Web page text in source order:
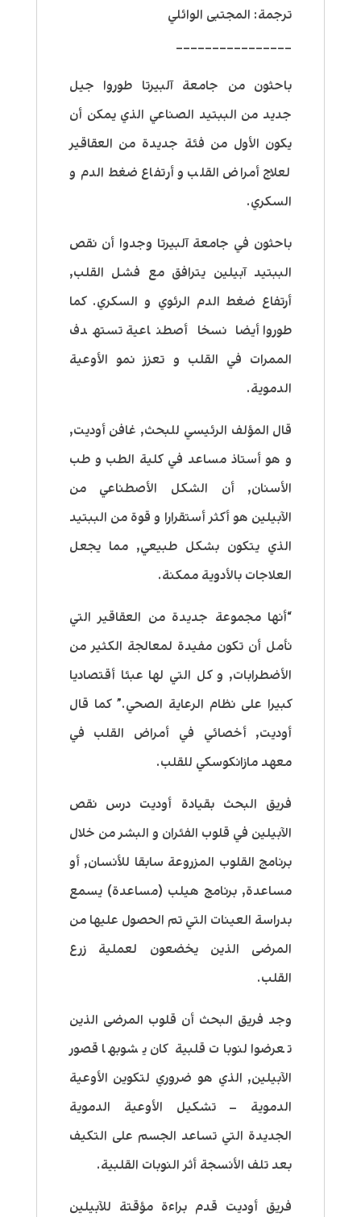
ترجمة: المجتبى الوائلي
________________
باحثون من جامعة آلبيرتا طوروا جيل
جديد من الببتيد الصناعي الذي يمكن أن
يكون الأول من فئة جديدة من العقاقير
لعلاج أمراض القلب و أرتفاع ضغط الدم و
السكري.
باحثون في جامعة آلبيرتا وجدوا أن نقص
الببتيد آبيلين يترافق مع فشل القلب,
أرتفاع ضغط الدم الرئوي و السكري. كما
طوروا أيضا نسخا أصطناعية تستهدف
الممرات في القلب و تعزز نمو الأوعية
الدموية.
قال المؤلف الرئيسي للبحث, غافن أوديت,
و هو أستاذ مساعد في كلية الطب و طب
الأسنان, أن الشكل الأصطناعي من
الآبيلين هو أكثر أستقرارا و قوة من الببتيد
الذي يتكون بشكل طبيعي, مما يجعل
العلاجات بالأدوية ممكنة.
“أنها مجموعة جديدة من العقاقير التي
نأمل أن تكون مفيدة لمعالجة الكثير من
الأضطرابات, و كل التي لها عبئا أقتصاديا
كبيرا على نظام الرعاية الصحي.” كما قال
أوديت, أخصائي في أمراض القلب في
معهد مازانكوسكي للقلب.
فريق البحث بقيادة أوديت درس نقص
الآبيلين في قلوب الفئران و البشر من خلال
برنامج القلوب المزروعة سابقا للأنسان, أو
مساعدة, برنامج هيلب (مساعدة) يسمع
بدراسة العينات التي تم الحصول عليها من
المرضى الذين يخضعون لعملية زرع
القلب.
وجد فريق البحث أن قلوب المرضى الذين
تعرضوا لنوبات قلبية كان يشوبها قصور
الآبيلين, الذي هو ضروري لتكوين الأوعية
الدموية – تشكيل الأوعية الدموية
الجديدة التي تساعد الجسم على التكيف
بعد تلف الأنسجة أثر النوبات القلبية.
فريق أوديت قدم براءة مؤقتة للآبيلين